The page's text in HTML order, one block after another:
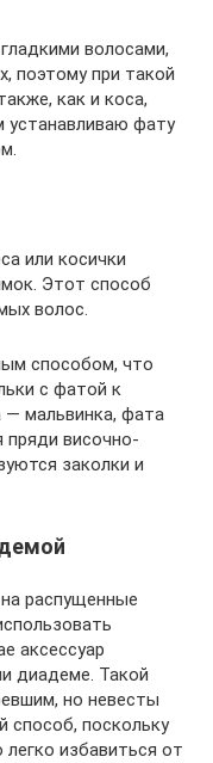
волосами,
поэтому при такой
как и коса,
устанавливаю фату
или косички
Этот способ
волос.
способом, что
с фатой к
— мальвинка, фата
пряди височно-
заколки и
распущенные
аксессуар
диадеме. Такой
но невесты
способ, поскольку
избавиться от